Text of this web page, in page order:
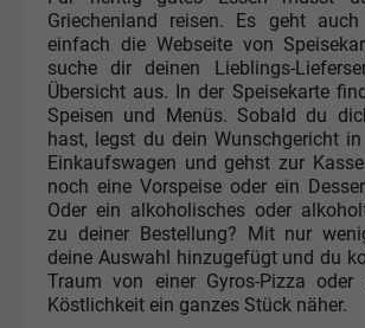
Griechenland reisen. Es geht
einfach die Webseite von
suche dir deinen Lieblings-
Übersicht aus. In der Speisekarte
Speisen und Menüs. Sobald du
hast, legst du dein Wunschgericht
Einkaufswagen und gehst zur
noch eine Vorspeise oder ein
Oder ein alkoholisches oder
zu deiner Bestellung? Mit nur
deine Auswahl hinzugefügt und du
Traum von einer Gyros-Pizza oder
Köstlichkeit ein ganzes Stück näher.